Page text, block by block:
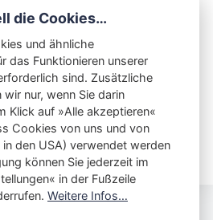
siehst, dann bist du das
am 21.
die Cookies…
und ähnliche
das Funktionieren unserer
sind. Zusätzliche
nur, wenn Sie darin
Klick auf »Alle akzeptieren«
Cookies von uns und von
den USA) verwendet werden
können Sie jederzeit im
in der Fußzeile
Weitere Infos…